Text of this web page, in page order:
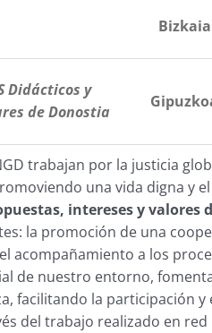
Bizkaia
Didácticos y
de Donostia
trabajan por la justicia
una vida digna y
intereses y valores
la promoción de una
acompañamiento a los
de nuestro entorno,
facilitando la participación
del trabajo realizado en